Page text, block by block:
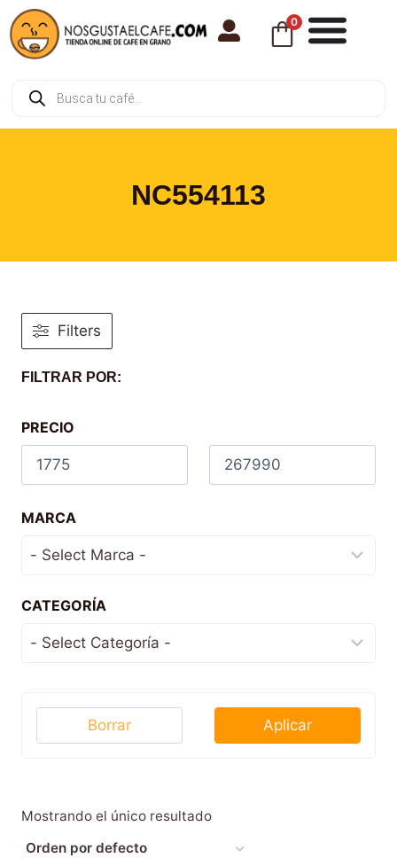
0
NC554113
Mostrando el único resultado
Filters
FILTRAR POR:
PRECIO
MARCA
CATEGORÍA
Aplicar
Borrar